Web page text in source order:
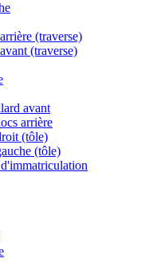
(traverse)
(traverse)
avant
arrière
(tôle)
(tôle)